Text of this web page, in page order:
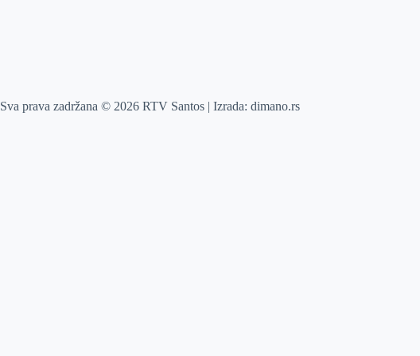
Sva prava zadržana © 2026 RTV Santos | Izrada:dimano.rs